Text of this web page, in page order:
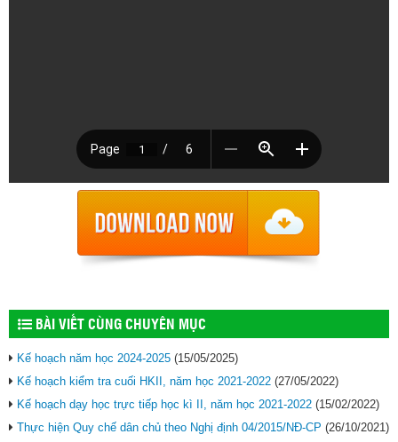
BÀI VIẾT CÙNG CHUYÊN MỤC
Kế hoạch năm học 2024-2025 (15/05/2025)
Kế hoạch kiểm tra cuối HKII, năm học 2021-2022 (27/05/2022)
Kế hoạch dạy học trực tiếp học kì II, năm học 2021-2022 (15/02/2022)
Thực hiện Quy chế dân chủ theo Nghị định 04/2015/NĐ-CP (26/10/2021)